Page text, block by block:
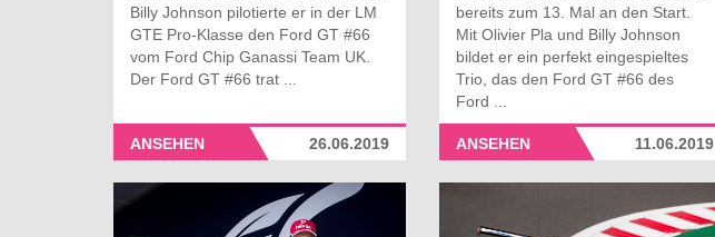
Billy Johnson pilotierte er in der LM
GTE Pro-Klasse den Ford GT #66
vom Ford Chip Ganassi Team UK.
Der Ford GT #66 trat ...
26.06.2019
ANSEHEN
bereits zum 13. Mal an den Start.
Mit Olivier Pla und Billy Johnson
bildet er ein perfekt eingespieltes
Trio, das den Ford GT #66 des
Ford ...
11.06.2019
ANSEHEN